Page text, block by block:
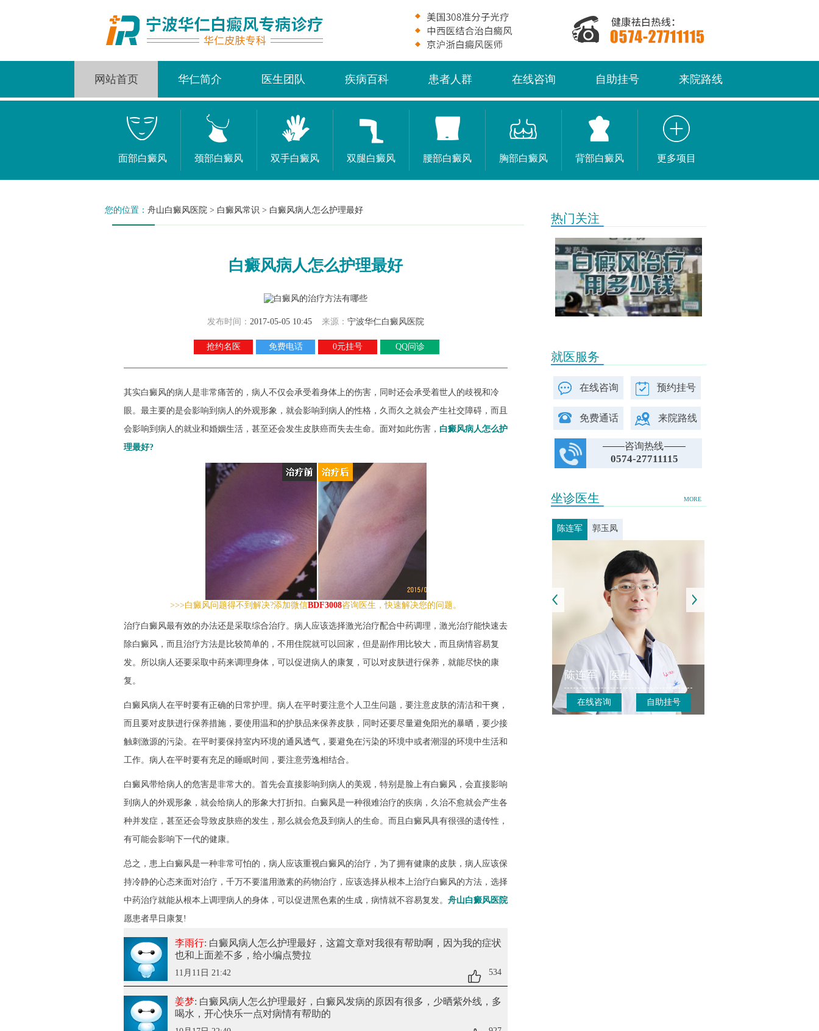
网站首页 华仁简介 医生团队 疾病百科 患者人群 在线咨询 自助挂号 来院路线
面部白癜风 颈部白癜风 双手白癜风 双腿白癜风 腰部白癜风 胸部白癜风 背部白癜风 更多项目
您的位置： 舟山白癜风医院 > 白癜风常识 > 白癜风病人怎么护理最好
白癜风病人怎么护理最好
发布时间： 2017-05-05 10:45 来源： 宁波华仁白癜风医院
抢约名医 免费电话 0元挂号 QQ问诊
其实白癜风的病人是非常痛苦的，病人不仅会承受着身体上的伤害，同时还会承受着世人的歧视和冷
眼。最主要的是会影响到病人的外观形象，就会影响到病人的性格，久而久之就会产生社交障碍，而且
会影响到病人的就业和婚姻生活，甚至还会发生皮肤癌而失去生命。面对如此伤害， 白癜风病人怎么护
理最好?
>>>白癜风问题得不到解决?添加微信BDF3008咨询医生，快速解决您的问题。
治疗白癜风最有效的办法还是采取综合治疗。病人应该选择激光治疗配合中药调理，激光治疗能快速去
除白癜风，而且治疗方法是比较简单的，不用住院就可以回家，但是副作用比较大，而且病情容易复
发。所以病人还要采取中药来调理身体，可以促进病人的康复，可以对皮肤进行保养，就能尽快的康
复。
白癜风病人在平时要有正确的日常护理。病人在平时要注意个人卫生问题，要注意皮肤的清洁和干爽，
而且要对皮肤进行保养措施，要使用温和的护肤品来保养皮肤，同时还要尽量避免阳光的暴晒，要少接
触刺激源的污染。在平时要保持室内环境的通风透气，要避免在污染的环境中或者潮湿的环境中生活和
工作。病人在平时要有充足的睡眠时间，要注意劳逸相结合。
白癜风带给病人的危害是非常大的。首先会直接影响到病人的美观，特别是脸上有白癜风，会直接影响
到病人的外观形象，就会给病人的形象大打折扣。白癜风是一种很难治疗的疾病，久治不愈就会产生各
种并发症，甚至还会导致皮肤癌的发生，那么就会危及到病人的生命。而且白癜风具有很强的遗传性，
有可能会影响下一代的健康。
总之，患上白癜风是一种非常可怕的，病人应该重视白癜风的治疗，为了拥有健康的皮肤，病人应该保
持冷静的心态来面对治疗，千万不要滥用激素的药物治疗，应该选择从根本上治疗白癜风的方法，选择
中药治疗就能从根本上调理病人的身体，可以促进黑色素的生成，病情就不容易复发。 舟山白癜风医院
愿患者早日康复!
李雨行: 白癜风病人怎么护理最好，这篇文章对我很有帮助啊，因为我的症状
也和上面差不多，给小编点赞拉
11月11日 21:42 534
姜梦: 白癜风病人怎么护理最好，白癜风发病的原因有很多，少晒紫外线，多
喝水，开心快乐一点对病情有帮助的
热门关注
就医服务
在线咨询 预约挂号
免费通话 来院路线
咨询热线
0574-27711115
MORE
坐诊医生
陈连军 郭玉凤
陈连军 医生
在线咨询 自助挂号